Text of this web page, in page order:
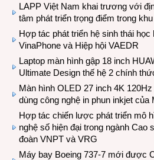
LAPP Việt Nam khai trương với
tâm phát triển trọng điểm trong
Hợp tác phát triển hệ sinh thái
VinaPhone và Hiệp hội VAEDR
Laptop màn hình gập 18 inch
Ultimate Design thế hệ 2 chính
Màn hình OLED 27 inch 4K
dùng công nghệ in phun inkjet của
Hợp tác chiến lược phát triển mô
nghệ số hiện đại trong ngành Cao
đoàn VNPT và VRG
Máy bay Boeing 737-7 mới được